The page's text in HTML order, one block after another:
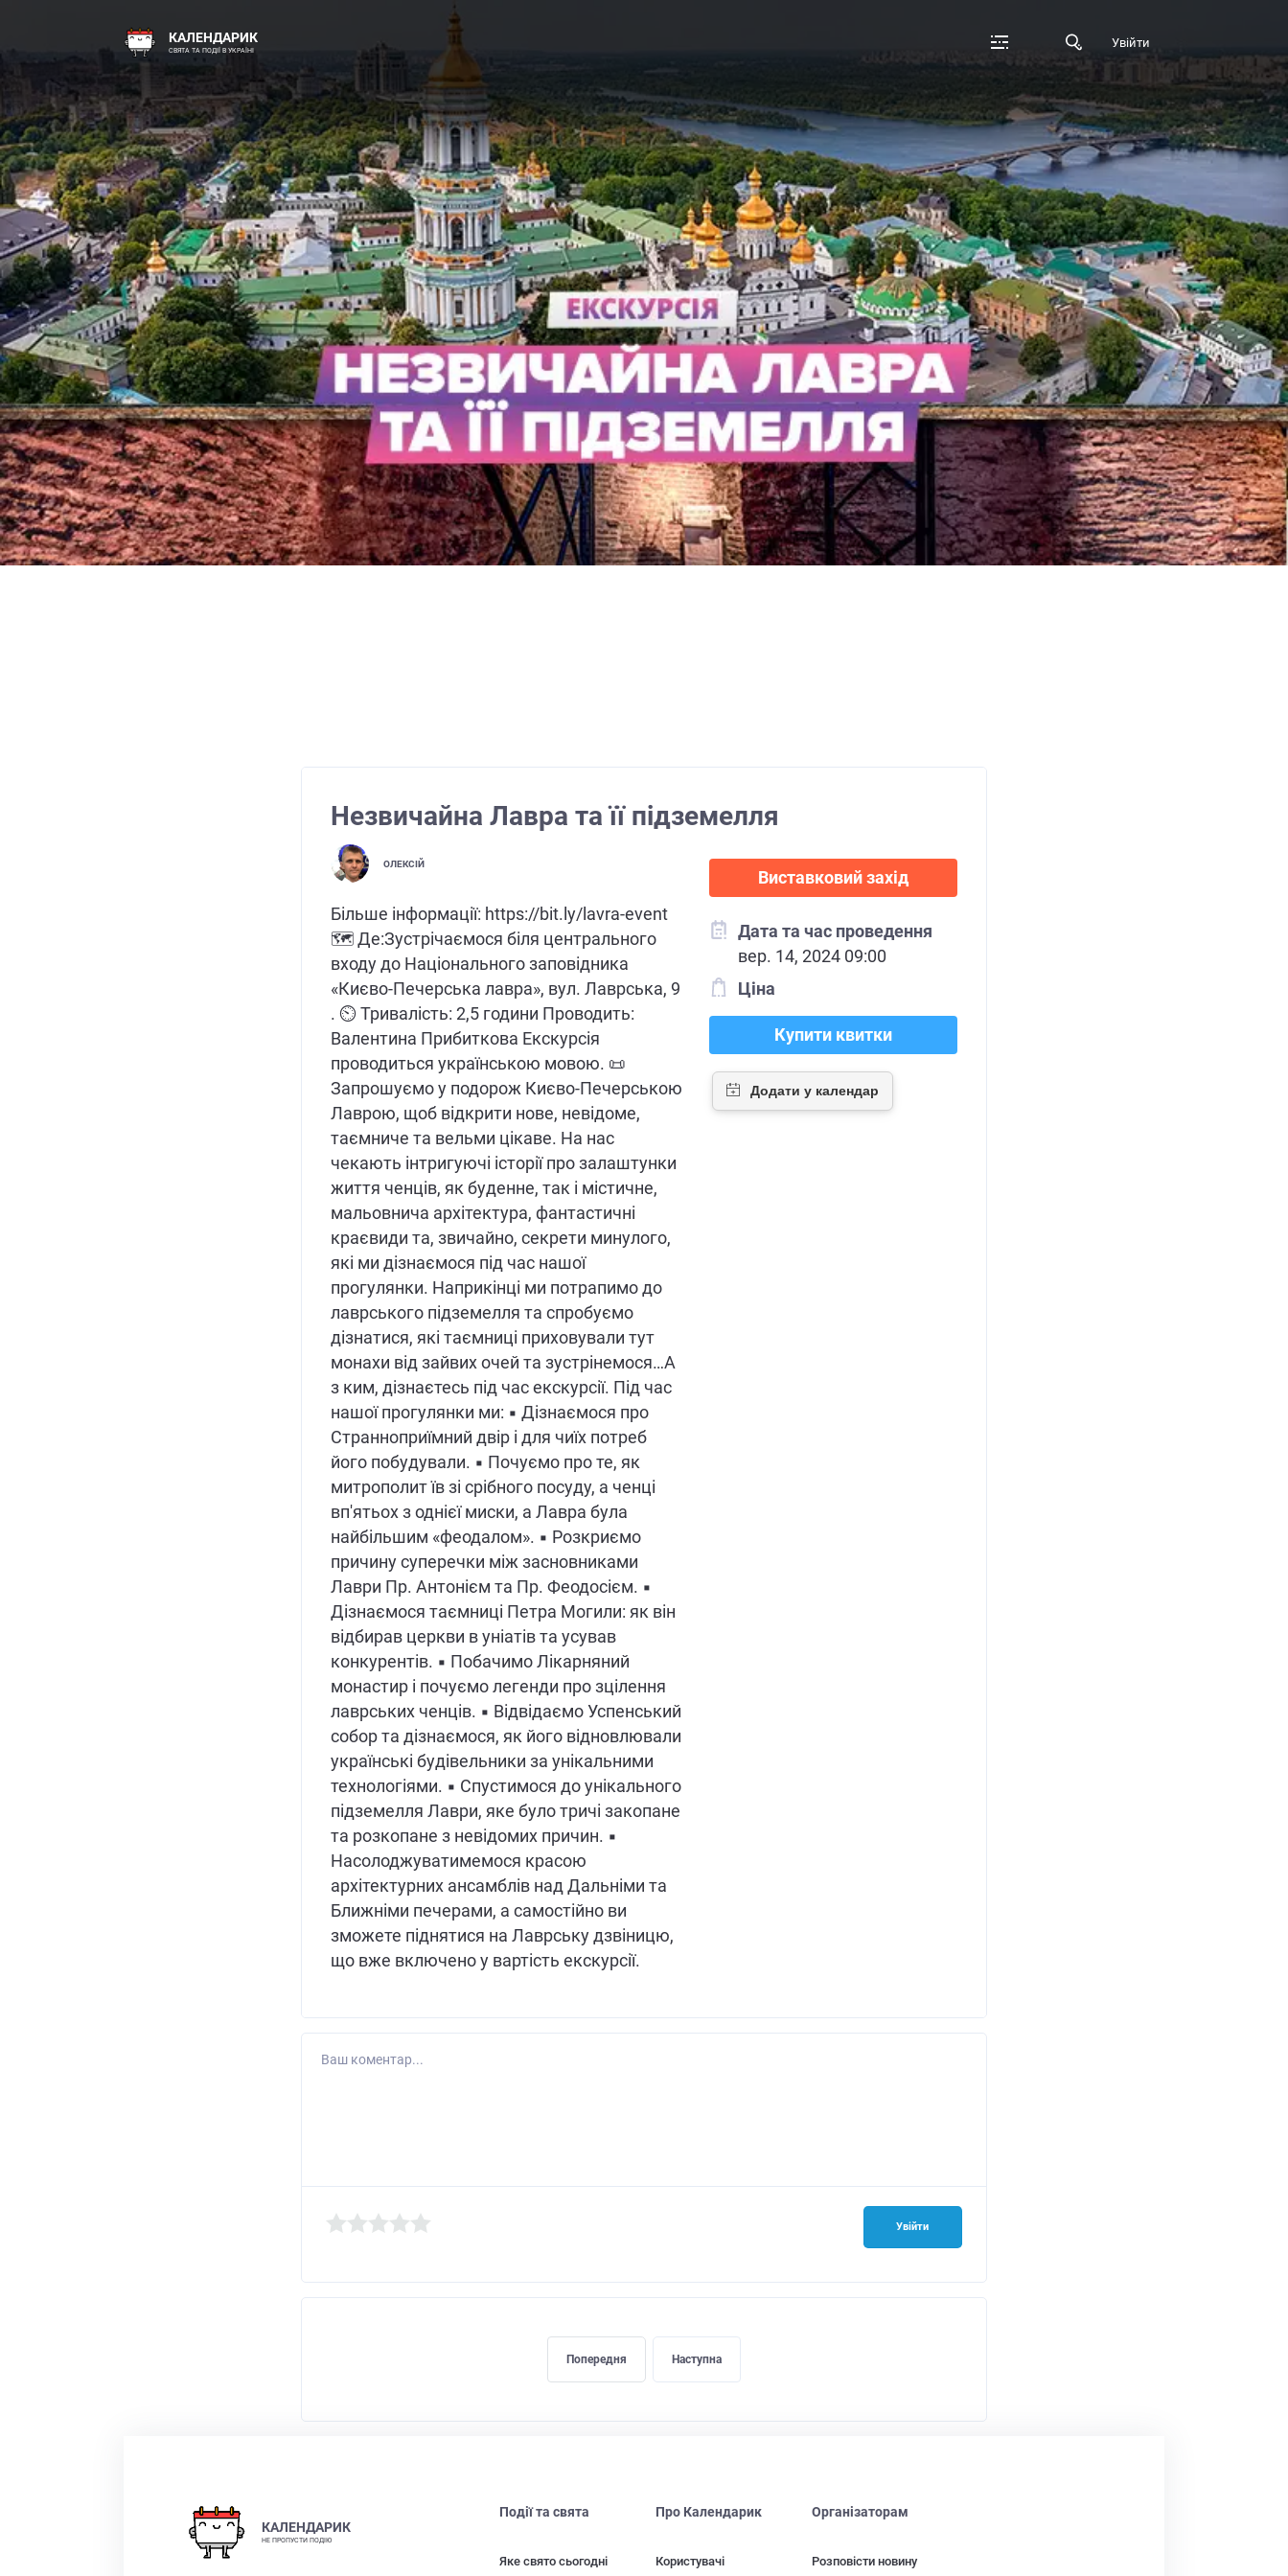
КАЛЕНДАРИК
СВЯТА ТА ПОДІЇ В УКРАЇНІ
Увійти
Незвичайна Лавра та її підземелля
ОЛЕКСІЙ
Більше інформації: https://bit.ly/lavra-event
🗺 Де:Зустрічаємося біля центрального
входу до Національного заповідника
«Києво-Печерська лавра», вул. Лаврська, 9
. ⏲ Тривалість: 2,5 години Проводить:
Валентина Прибиткова Екскурсія
проводиться українською мовою. 📜
Запрошуємо у подорож Києво-Печерською
Лаврою, щоб відкрити нове, невідоме,
таємниче та вельми цікаве. На нас
чекають інтригуючі історії про залаштунки
життя ченців, як буденне, так і містичне,
мальовнича архітектура, фантастичні
краєвиди та, звичайно, секрети минулого,
які ми дізнаємося під час нашої
прогулянки. Наприкінці ми потрапимо до
лаврського підземелля та спробуємо
дізнатися, які таємниці приховували тут
монахи від зайвих очей та зустрінемося…А
з ким, дізнаєтесь під час екскурсії. Під час
нашої прогулянки ми: ▪ Дізнаємося про
Странноприїмний двір і для чиїх потреб
його побудували. ▪ Почуємо про те, як
митрополит їв зі срібного посуду, а ченці
вп'ятьох з однієї миски, а Лавра була
найбільшим «феодалом». ▪ Розкриємо
причину суперечки між засновниками
Лаври Пр. Антонієм та Пр. Феодосієм. ▪
Дізнаємося таємниці Петра Могили: як він
відбирав церкви в уніатів та усував
конкурентів. ▪ Побачимо Лікарняний
монастир і почуємо легенди про зцілення
лаврських ченців. ▪ Відвідаємо Успенський
собор та дізнаємося, як його відновлювали
українські будівельники за унікальними
технологіями. ▪ Спустимося до унікального
підземелля Лаври, яке було тричі закопане
та розкопане з невідомих причин. ▪
Насолоджуватимемося красою
архітектурних ансамблів над Дальніми та
Ближніми печерами, а самостійно ви
зможете піднятися на Лаврську дзвіницю,
що вже включено у вартість екскурсії.
Виставковий захід
Дата та час проведення
вер. 14, 2024 09:00
Ціна
Купити квитки
Ваш коментар...
Увійти
Попередня Наступна
КАЛЕНДАРИК
НЕ ПРОПУСТИ ПОДІЮ
Події та свята
Яке свято сьогодні
Про Календарик
Користувачі
Організаторам
Розповісти новину